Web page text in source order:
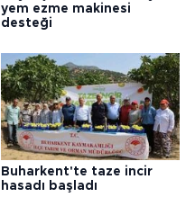
yem ezme makinesi
desteği
Buharkent'te taze incir
hasadı başladı